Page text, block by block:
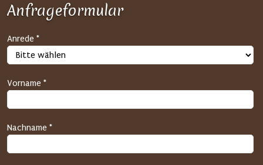
Anfrageformular
S
A
M
-
S
c
h
u
Anrede *
Vorname *
Nachname *